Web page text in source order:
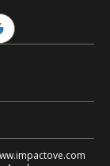
impactove.com